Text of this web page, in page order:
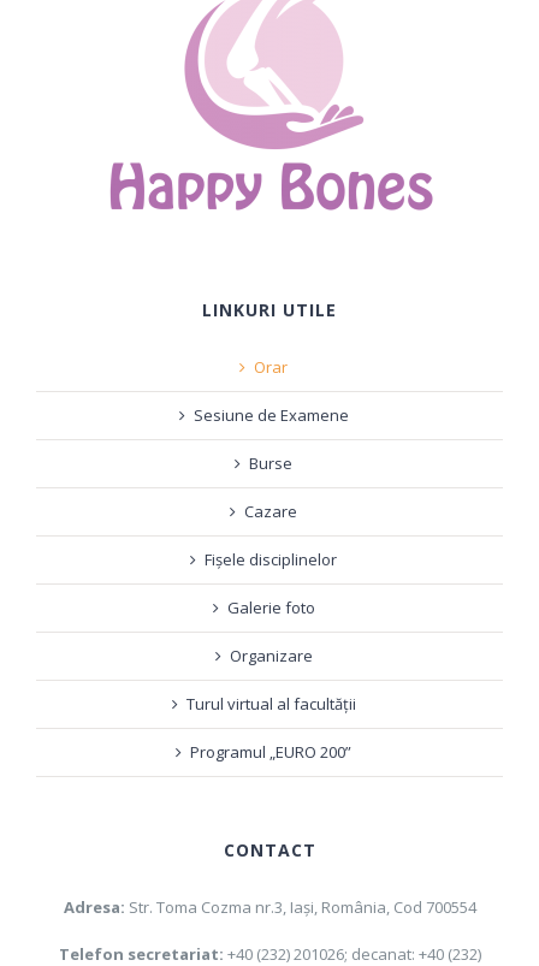
LINKURI UTILE
Orar
Sesiune de Examene
Burse
Cazare
Fișele disciplinelor
Galerie foto
Organizare
Turul virtual al facultății
Programul „EURO 200”
CONTACT
Adresa: Str. Toma Cozma nr.3, Iaşi, România, Cod 700554
Telefon secretariat: +40 (232) 201026; decanat: +40 (232)